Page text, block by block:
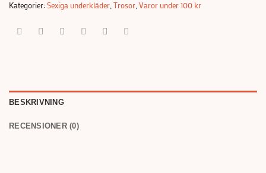
Kategorier:Sexiga underkläder,Trosor,Varor under 100 kr
BESKRIVNING
RECENSIONER (0)